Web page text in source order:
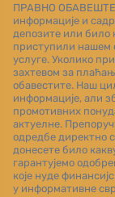
ПРАВНО
информације и
депозите или било
приступили нашем
услуге. Уколико
захтевом за
обавестите. Наш
информације, али
промотивних
актуелне.
одредбе директно
донесете било
гарантујемо
које нуде
у информативне